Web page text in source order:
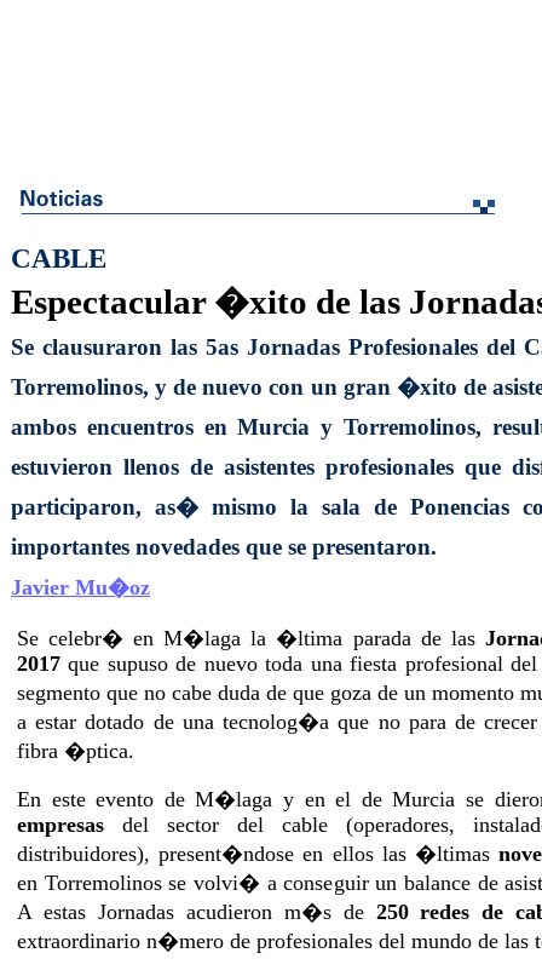
CABLE
Espectacular �xito de las
Se clausuraron las 5as Jornadas Profesionales
Torremolinos, y de nuevo con un gran �xito de
ambos encuentros en Murcia y Torremolinos,
estuvieron llenos de asistentes profesionales que
participaron, as� mismo la sala de Ponencias
importantes novedades que se presentaron.
Javier Mu�oz
Se celebr� en M�laga la �ltima parada de las
2017 que supuso de nuevo toda una fiesta profesional
segmento que no cabe duda de que goza de un momento
a estar dotado de una tecnolog�a que no para de
fibra �ptica.
En este evento de M�laga y en el de Murcia se
empresas del sector del cable (operadores,
distribuidores), present�ndose en ellos las �ltimas
en Torremolinos se volvi� a conseguir un balance de
A estas Jornadas acudieron m�s de 250 redes de
extraordinario n�mero de profesionales del mundo de las